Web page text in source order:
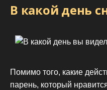
В какой день
Помимо того, какие
парень, который